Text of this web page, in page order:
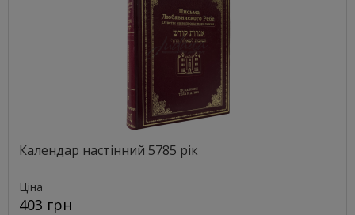
Календар настінний 5785 рік
Ціна
403 грн